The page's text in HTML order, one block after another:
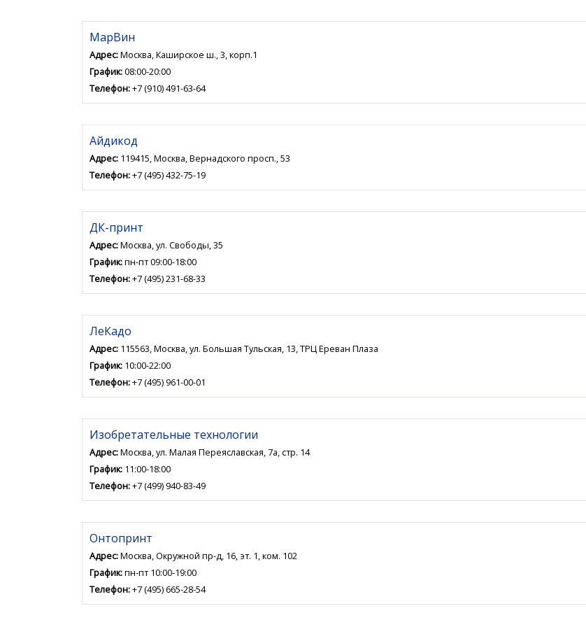
МарВин
Адрес:Москва, Каширское ш., 3, корп.1
График:08:00-20:00
Телефон:+7 (910) 491-63-64
Айдикод
Адрес: 119415, Москва, Вернадского просп., 53
Телефон:+7 (495) 432-75-19
ДК-принт
Адрес:Москва, ул. Свободы, 35
График:пн-пт 09:00-18:00
Телефон:+7 (495) 231-68-33
ЛеКадо
Адрес: 115563, Москва, ул. Большая Тульская, 13, ТРЦ Ереван Плаза
График: 10:00-22:00
Телефон:+7 (495) 961-00-01
Изобретательные технологии
Адрес:Москва, ул. Малая Переяславская, 7а, стр. 14
График: 11:00-18:00
Телефон:+7 (499) 940-83-49
Онтопринт
Адрес:Москва, Окружной пр-д, 16, эт. 1, ком. 102
График:пн-пт 10:00-19:00
Телефон:+7 (495) 665-28-54